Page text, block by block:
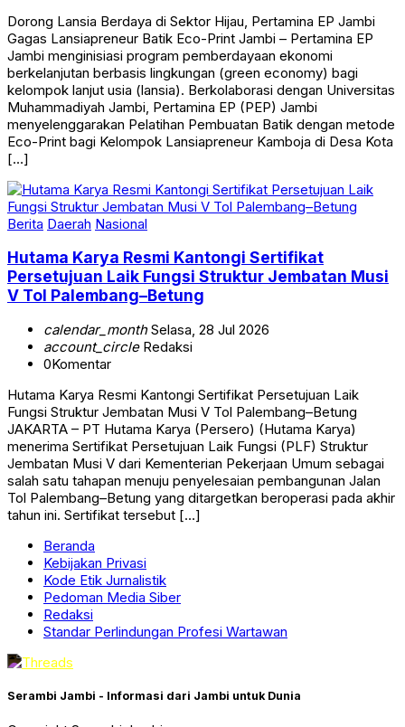
Dorong Lansia Berdaya di Sektor Hijau, Pertamina EP Jambi
Gagas Lansiapreneur Batik Eco-Print Jambi – Pertamina EP
Jambi menginisiasi program pemberdayaan ekonomi
berkelanjutan berbasis lingkungan (green economy) bagi
kelompok lanjut usia (lansia). Berkolaborasi dengan Universitas
Muhammadiyah Jambi, Pertamina EP (PEP) Jambi
menyelenggarakan Pelatihan Pembuatan Batik dengan metode
Eco-Print bagi Kelompok Lansiapreneur Kamboja di Desa Kota
[…]
Berita Daerah Nasional
Hutama Karya Resmi Kantongi Sertifikat
Persetujuan Laik Fungsi Struktur Jembatan Musi
V Tol Palembang–Betung
calendar_monthSelasa, 28 Jul 2026
account_circleRedaksi
0Komentar
Hutama Karya Resmi Kantongi Sertifikat Persetujuan Laik
Fungsi Struktur Jembatan Musi V Tol Palembang–Betung
JAKARTA – PT Hutama Karya (Persero) (Hutama Karya)
menerima Sertifikat Persetujuan Laik Fungsi (PLF) Struktur
Jembatan Musi V dari Kementerian Pekerjaan Umum sebagai
salah satu tahapan menuju penyelesaian pembangunan Jalan
Tol Palembang–Betung yang ditargetkan beroperasi pada akhir
tahun ini. Sertifikat tersebut […]
Beranda
Kebijakan Privasi
Kode Etik Jurnalistik
Pedoman Media Siber
Redaksi
Standar Perlindungan Profesi Wartawan
Serambi Jambi - Informasi dari Jambi untuk Dunia